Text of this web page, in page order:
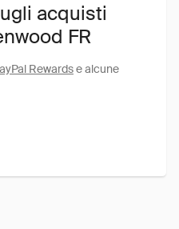
acquisti
FR
Rewardse alcune